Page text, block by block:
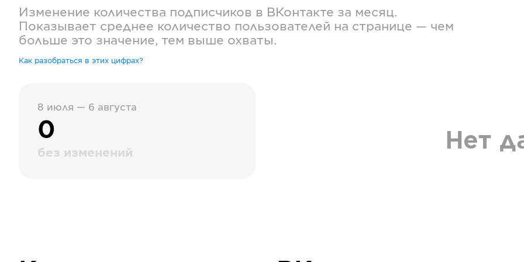
Изменение количества подписчиков в ВКонтакте за месяц.
Показывает среднее количество пользователей на странице — чем
больше это значение, тем выше охваты.
Как разобраться в этих цифрах?
8 июля — 6 августа
0
без изменений Нет